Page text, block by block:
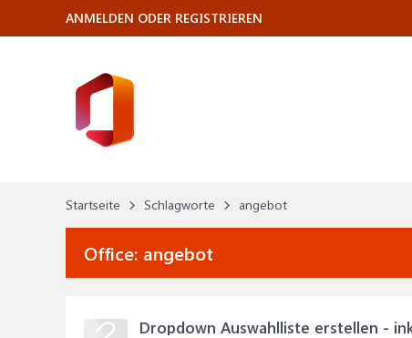
Startseite Schlagworte angebot
Office: angebot
Dropdown Auswahlliste erstellen -
ANMELDEN ODER REGISTRIEREN